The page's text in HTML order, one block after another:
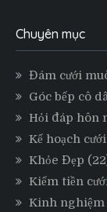
Chuyên mục
Đám cưới
Góc bếp cô
Hỏi đáp hôn
Kế hoạch cưới
Khỏe Đẹp
Kiếm tiền
Kinh nghiệm